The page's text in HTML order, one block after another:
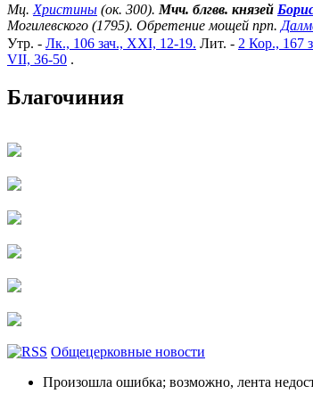
Мц. Христины (ок. 300). Мчч. блгвв. князей
Могилевского (1795). Обретение мощей прп.
Утр. - Лк., 106 зач., XXI, 12-19. Лит. - 2 Кор., 167
VII, 36-50 .
Благочиния
Общецерковные новости
Произошла ошибка; возможно, лента